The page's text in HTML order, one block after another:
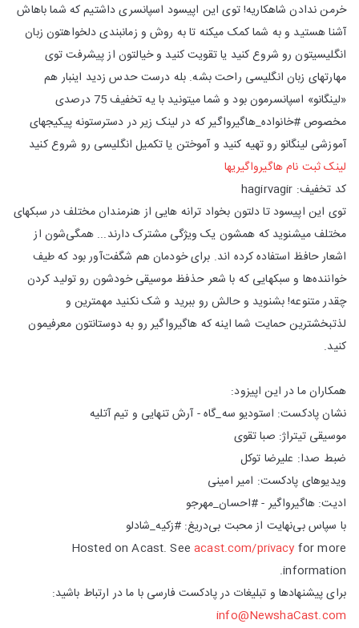
خرمن ندادن شاهکاریه! توی این اپیسود اسپانسری داشتیم که شما باهاش
آشنا هستید و به شما کمک میکنه تا به روش و زمانبندی دلخواهتون زبان
انگلیسیتون رو شروع کنید یا تقویت کنید و خیالتون از پیشرفت توی
مهارتهای زبان انگلیسی راحت بشه. بله درست حدس زدید اینبار هم
«لینگانو» اسپانسرمون بود و شما میتونید با یه تخفیف 75 درصدی
مخصوص #خانواده_هاگیرواگیر که در لینک زیر در دسترستونه پیکیجهای
آموزشی لینگانو رو تهیه کنید و آموختن یا تکمیل انگلیسی رو شروع کنید
لینک ثبت نام هاگیرواگیریها
کد تخفیف: hagirvagir
توی این اپیسود تا دلتون بخواد ترانه هایی از هنرمندان مختلف در سبکهای
مختلف میشنوید که همشون یک ویژگی مشترک دارند... همگی‌شون از
اشعار حافظ استفاده کرده اند. برای خودمان هم شگفت‌آور بود که طیف
خواننده‌ها و سبکهایی که با شعر حذفظ موسیقی خودشون رو تولید کردن
چقدر متنوعه! بشنوید و حالش رو ببرید و شک نکنید مهمترین و
لذتبخشترین حمایت شما اینه که هاگیرواگیر رو به دوستانتون معرفیمون
کنید.
همکاران ما در این اپیزود:
نشان پادکست: استودیو سه_گاه - آرش تنهایی و تیم آتلیه
موسیقی تیتراژ: صبا تقوی
ضبط صدا: علیرضا توکل
ویدیو‌های پادکست: امیر امینی
ادیت: هاگیرواگیر - #احسان_مهرجو
با سپاس بی‌نهایت از محبت بی‌دریغ: #زکیه_شادلو
Hosted on Acast. Seeacast.com/privacy for more
information.
برای پیشنهادها و تبلیغات در پادکست فارسی با ما در ارتباط باشید:
info@NewshaCast.com